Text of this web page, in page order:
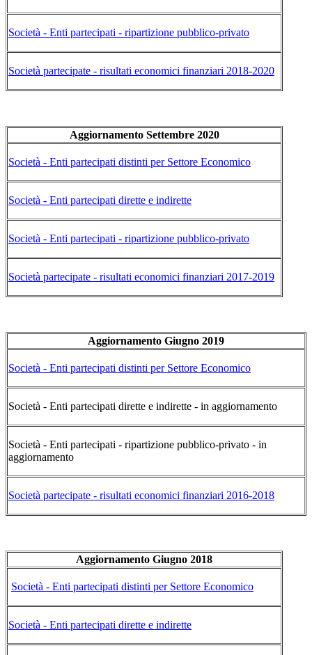
Società - Enti partecipati - ripartizione pubblico-privato
Società partecipate - risultati economici finanziari 2018-2020
Aggiornamento Settembre 2020
Società - Enti partecipati distinti per Settore Economico
Società - Enti partecipati dirette e indirette
Società - Enti partecipati - ripartizione pubblico-privato
Società partecipate - risultati economici finanziari 2017-2019
Aggiornamento Giugno 2019
Società - Enti partecipati distinti per Settore Economico
Società - Enti partecipati dirette e indirette - in aggiornamento
Società - Enti partecipati - ripartizione pubblico-privato - in
aggiornamento
Società partecipate - risultati economici finanziari 2016-2018
Aggiornamento Giugno 2018
Società - Enti partecipati distinti per Settore Economico
Società - Enti partecipati dirette e indirette